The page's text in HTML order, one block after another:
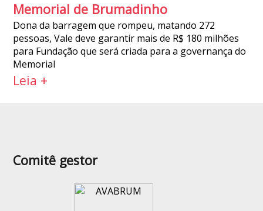
Memorial de Brumadinho
Dona da barragem que rompeu, matando 272
pessoas, Vale deve garantir mais de R$ 180 milhões
para Fundação que será criada para a governança do
Memorial
Leia +
Comitê gestor